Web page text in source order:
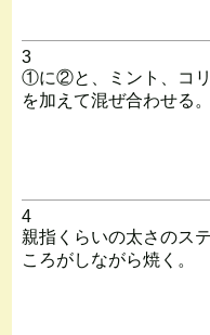
3
①に②と、ミント、コ
を加えて混ぜ合わせる。
4
親指くらいの太さのス
ころがしながら焼く。